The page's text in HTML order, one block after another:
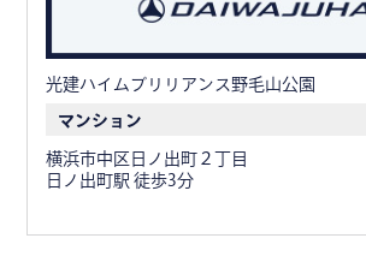
光建ハイムブリリアンス野毛山公園
マンション
横浜市中区日ノ出町２丁目
日ノ出町駅 徒歩3分